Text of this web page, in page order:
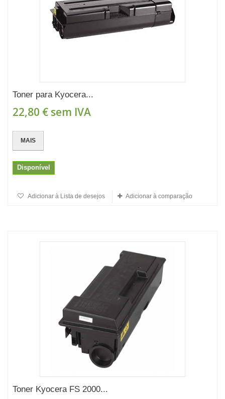
Toner para Kyocera...
22,80 € sem IVA
MAIS
Disponível
Adicionar à Lista de desejos Adicionar à comparação
Toner Kyocera FS 2000...